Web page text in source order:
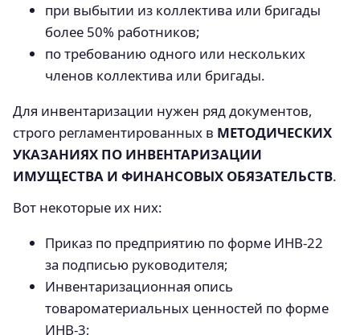
при выбытии из коллектива или бригады
более 50% работников;
по требованию одного или нескольких
членов коллектива или бригады.
Для инвентаризации нужен ряд документов,
строго регламентированных в МЕТОДИЧЕСКИХ
УКАЗАНИЯХ ПО ИНВЕНТАРИЗАЦИИ
ИМУЩЕСТВА И ФИНАНСОВЫХ ОБЯЗАТЕЛЬСТВ.
Вот некоторые их них:
Приказ по предприятию по форме ИНВ-22
за подписью руководителя;
Инвентаризационная опись
товароматериальных ценностей по форме
ИНВ-3;